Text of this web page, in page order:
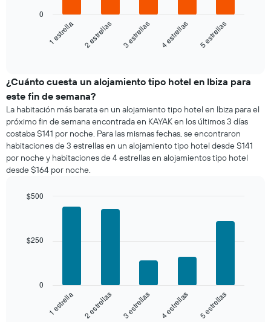
siguiente
muestra
de
una
habitación
para
esta
noche,
calculado
a
partir
los
agrupado
estrellas
1 estrella 2 estrellas 3 estrellas 4 estrellas 5 estrellas
0
¿Cuánto cuesta un alojamiento tipo hotel en Ibiza para
este fin de semana?
La habitación más barata en un alojamiento tipo hotel en Ibiza para el
próximo fin de semana encontrada en KAYAK en los últimos 3 días
costaba $141 por noche. Para las mismas fechas, se encontraron
habitaciones de 3 estrellas en un alojamiento tipo hotel desde $141
por noche y habitaciones de 4 estrellas en alojamientos tipo hotel
desde $164 por noche.
bars.
siguiente
muestra1 estrella 2 estrellas 3 estrellas 4 estrellas 5 estrellas
0
$250
$500